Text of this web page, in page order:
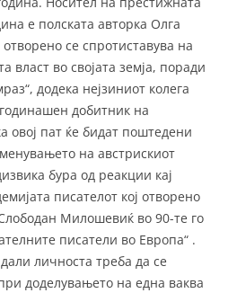
е полската авторка Олга
се спротиставува на
власт во својата земја, поради
додека нејзиниот колега
добитник на
овој пат ќе бидат поштедени
на австрискиот
бура од реакции кај
писателот кој отворено
Милошевиќ во 90-те го
писатели во Европа“ .
личноста треба да се
доделувањето на една ваква